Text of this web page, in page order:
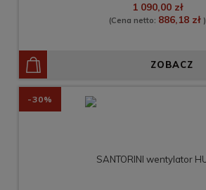
1 090,00 zł
(Cena netto: 886,18 zł )
ZOBACZ
-30%